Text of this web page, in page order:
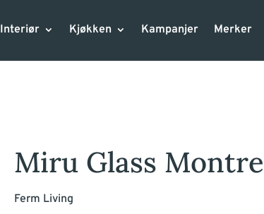
Interiør Kjøkken Kampanjer Merker
Miru Glass Montre
Ferm Living